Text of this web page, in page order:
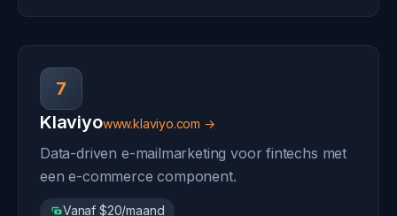
7
Klaviyowww.klaviyo.com →
Data-driven e-mailmarketing voor fintechs met
een e-commerce component.
Vanaf $20/maand